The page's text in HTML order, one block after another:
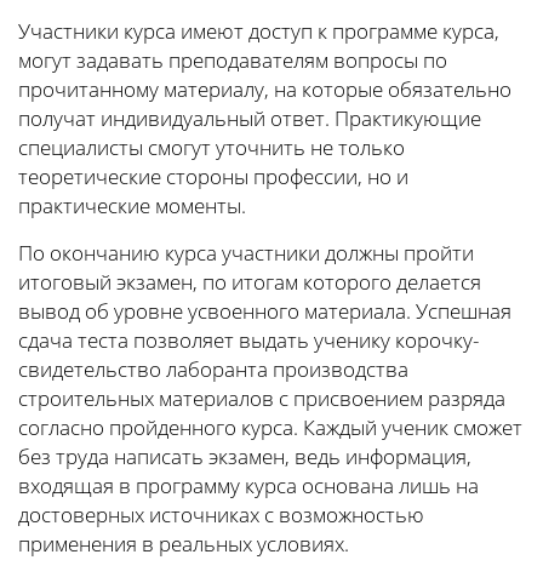
Участники курса имеют доступ к программе курса,
могут задавать преподавателям вопросы по
прочитанному материалу, на которые обязательно
получат индивидуальный ответ. Практикующие
специалисты смогут уточнить не только
теоретические стороны профессии, но и
практические моменты.
По окончанию курса участники должны пройти
итоговый экзамен, по итогам которого делается
вывод об уровне усвоенного материала. Успешная
сдача теста позволяет выдать ученику корочку-
свидетельство лаборанта производства
строительных материалов с присвоением разряда
согласно пройденного курса. Каждый ученик сможет
без труда написать экзамен, ведь информация,
входящая в программу курса основана лишь на
достоверных источниках с возможностью
применения в реальных условиях.